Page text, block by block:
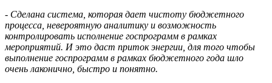
- Сделана система, которая дает чистоту бюджетного
процесса, невероятную аналитику и возможность
контролировать исполнение госпрограмм в рамках
мероприятий. И это даст приток энергии, для того чтобы
выполнение госпрограмм в рамках бюджетного года шло
очень лаконично, быстро и понятно.